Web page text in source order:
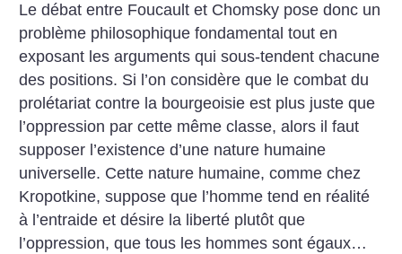
Le débat entre Foucault et Chomsky pose donc un
problème philosophique fondamental tout en
exposant les arguments qui sous-tendent chacune
des positions. Si l’on considère que le combat du
prolétariat contre la bourgeoisie est plus juste que
l’oppression par cette même classe, alors il faut
supposer l’existence d’une nature humaine
universelle. Cette nature humaine, comme chez
Kropotkine, suppose que l’homme tend en réalité
à l’entraide et désire la liberté plutôt que
l’oppression, que tous les hommes sont égaux…